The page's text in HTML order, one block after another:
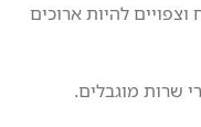
להיות ארוכים
שרות מוגבלים.